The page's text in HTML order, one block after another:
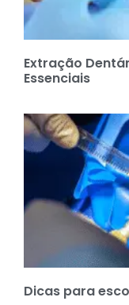
Extração
Essenciais
Dicas para